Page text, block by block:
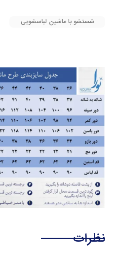
شستشو با ماشین لباسشویی
نظرات